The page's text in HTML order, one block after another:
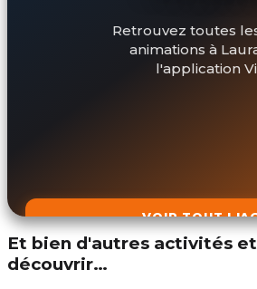
Retrouvez toutes
animations à
l'application
VOIR TOUT
Et bien d'autres activités
découvrir…